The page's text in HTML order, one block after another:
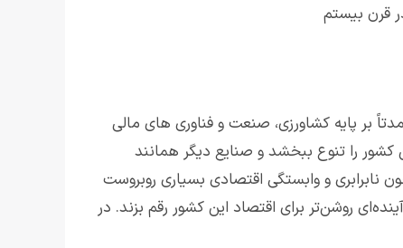
قرن بیستم
بر پایه کشاورزی، صنعت و فناوری های مالی
کشور را تنوع ببخشد و صنایع دیگر همانند
نابرابری و وابستگی اقتصادی بسیاری روبروست
روشن‌تر برای اقتصاد این کشور رقم بزند. در